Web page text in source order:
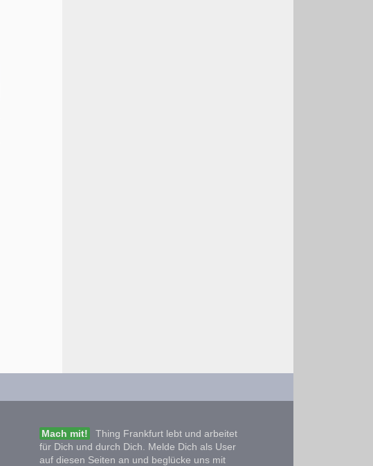
Mach mit!
Thing Frankfurt lebt und arbeitet
für Dich und durch Dich. Melde Dich als User
auf diesen Seiten an und beglücke uns mit